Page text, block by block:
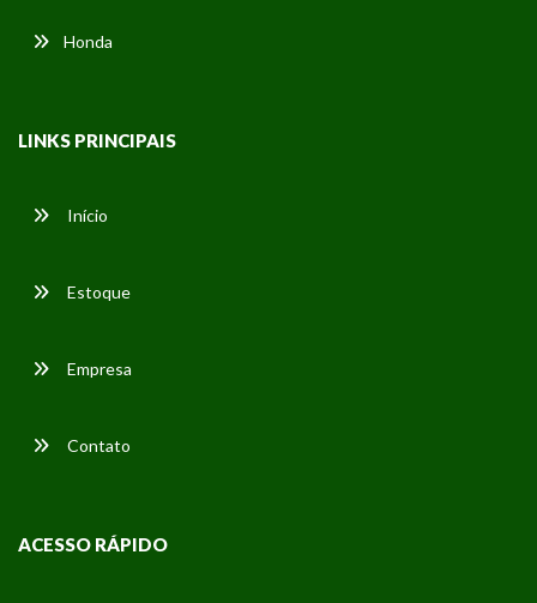
Honda
LINKS PRINCIPAIS
Início
Estoque
Empresa
Contato
ACESSO RÁPIDO